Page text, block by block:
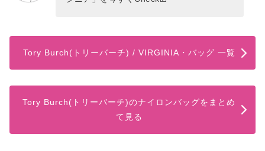
Tory Burch(トリーバーチ) / VIRGINIA・バッグ 一覧
Tory Burch(トリーバーチ)のナイロンバッグをまとめ
て見る